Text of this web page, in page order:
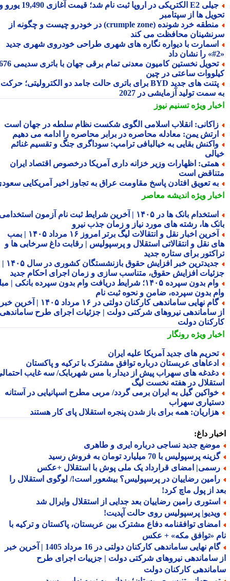
جیلی E2 الکتریکی در اروپا ثبت نام شد؛ قیمت آغازی 19,490 یورو و
ها از سپتامبر
منطقه خرد شونده (crumple zone) در خودرو چیست و چگونه از
محافظت می کند
با دیواره نگاره های شهری طراحی خودروی شهری جدید
تحویل نخستین کامیون معدنی تمام برقی جهان با باتری سدیمی 676
ساعتی در چین
پتنت های جدید BYD برای باتری حالت جامد دو الکترولیتی؛ حرکت
سمت تولید آزمایشی در 2027
ویژهتسنیم نیوز
انقلاب اسلامی الگوی شکست نظام سلطه در جهان است
یمن: معادله محاصره در برابر محاصره را ادامه می دهیم
بقایی به خیالبافی ترامپ: سوداگری جنگ و تقسیم غنائم
اظهارات وزیر خزانه داری آمریکا درخصوص اقتصاد ایران
است
تعویق افتادن پاسخ مقاومت عراق به تجاوز اخیر آمریکایی سعودی
ویژهاندیشه معاصر
استخدام بانک ها در ۱۴۰۵ | آخرین شرایط ثبت نام آزمون استخدامی
ها، رشته های مورد نیاز و زمان جذب نیرو
آخرین اخبار نقل و انتقالات لیگ برتر امروز ۱۶ مرداد ۱۴۰۵ | بمب
نقل و انتقالاتی استقلال و پرسپولیس | رقابت داغ سرخابی ها و
برای ستاره جدید
جدیدترین خبر افزایش حقوق بازنشستگان کشوری در سال ۱۴۰۵ |
افزایش حقوق، متناسب سازی و زمان اجرای احکام جدید
وام بدون سپرده ۱۴۰۵؛ شرایط دریافت وام بدون سپرده بانکی | مبلغ
بدون سپرده، ضامن و نحوه ثبت نام
گام نهایی ساماندهی کارکنان دولتی در ۱۶ مرداد ۱۴۰۵ | آخرین خبر
ساماندهی نیروهای شرکتی دولت | جزئیات اجرای طرح ساماندهی
دولت
ویژهرونگار
های جدید آمریکا علیه ایران
عربستان درباره توافق مشترک با ترکیه و پاکستان
های سهراب پیش از دیدار با مس شهربابک/ سه غایب احتمالی
در هفته نخست لیگ
گیل به ایران برمی گردد/ مربی مطرح اسپانیایی در آستانه
سهراب
همه برای باز شدن پنجره استقلال پای کار هستند
داغ:
جدید نساجی درباره ایری و طاهری
پرسپولیس با 70 میلیارد تومان به فروش رسید
امضای قرارداد یک ملی پوش با استقلال +عکس
رضاییان در پرسپولیس؟ بیشعور است!/ لوگوی استقلال را
از پول ماچ کرد!
رامین رضاییان بعد جدایی از استقلال وایرال شد
پرسپولیس روی حالت آپدیت!
توافقنامه دفاع مشترک بین عربستان، پاکستان و ترکیه با
«توافق مکه» + عکس
گام نهایی ساماندهی کارکنان دولتی در 16 مرداد 1405 | آخرین خبر
ساماندهی نیروهای شرکتی دولت | جزییات اجرای طرح
کارکنان دولت